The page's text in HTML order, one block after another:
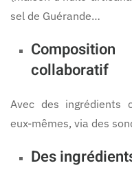
sel de Guérande…
collaboratif
Avec des ingrédients
eux-mêmes, via des
Des